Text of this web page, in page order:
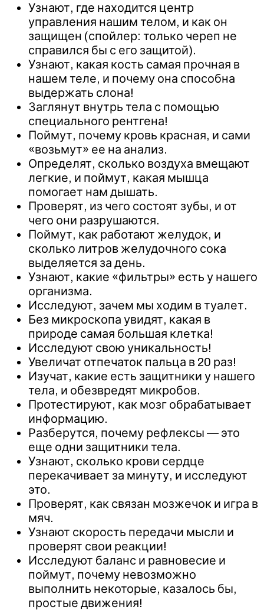
Узнают, где находится центр
управления нашим телом, и как он
защищен (спойлер: только череп не
справился бы с его защитой).
Узнают, какая кость самая прочная в
нашем теле, и почему она способна
выдержать слона!
Заглянут внутрь тела с помощью
специального рентгена!
Поймут, почему кровь красная, и сами
«возьмут» ее на анализ.
Определят, сколько воздуха вмещают
легкие, и поймут, какая мышца
помогает нам дышать.
Проверят, из чего состоят зубы, и от
чего они разрушаются.
Поймут, как работают желудок, и
сколько литров желудочного сока
выделяется за день.
Узнают, какие «фильтры» есть у нашего
организма.
Исследуют, зачем мы ходим в туалет.
Без микроскопа увидят, какая в
природе самая большая клетка!
Исследуют свою уникальность!
Увеличат отпечаток пальца в 20 раз!
Изучат, какие есть защитники у нашего
тела, и обезвредят микробов.
Протестируют, как мозг обрабатывает
информацию.
Разберутся, почему рефлексы — это
еще одни защитники тела.
Узнают, сколько крови сердце
перекачивает за минуту, и исследуют
это.
Проверят, как связан мозжечок и игра в
мяч.
Узнают скорость передачи мысли и
проверят свои реакции!
Исследуют баланс и равновесие и
поймут, почему невозможно
выполнить некоторые, казалось бы,
простые движения!